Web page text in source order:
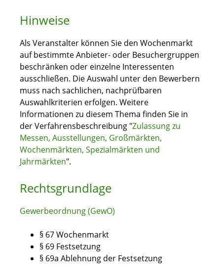
Hinweise
Als Veranstalter können Sie den Wochenmarkt
auf bestimmte Anbieter- oder Besuchergruppen
beschränken oder einzelne Interessenten
ausschließen. Die Auswahl unter den Bewerbern
muss nach sachlichen, nachprüfbaren
Auswahlkriterien erfolgen. Weitere
Informationen zu diesem Thema finden Sie in
der Verfahrensbeschreibung "Zulassung zu
Messen, Ausstellungen, Großmärkten,
Wochenmärkten, Spezialmärkten und
Jahrmärkten".
Rechtsgrundlage
Gewerbeordnung (GewO)
§ 67 Wochenmarkt
§ 69 Festsetzung
§ 69a Ablehnung der Festsetzung